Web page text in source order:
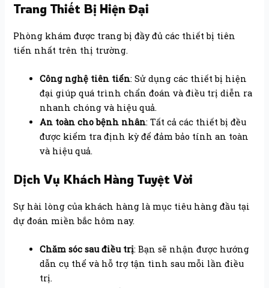
Trang Thiết Bị Hiện Đại
Phòng khám được trang bị đầy đủ các thiết bị tiên
tiến nhất trên thị trường.
Công nghệ tiên tiến: Sử dụng các thiết bị hiện
đại giúp quá trình chẩn đoán và điều trị diễn ra
nhanh chóng và hiệu quả.
An toàn cho bệnh nhân: Tất cả các thiết bị đều
được kiểm tra định kỳ để đảm bảo tính an toàn
và hiệu quả.
Dịch Vụ Khách Hàng Tuyệt Vời
Sự hài lòng của khách hàng là mục tiêu hàng đầu tại
dự đoán miền bắc hôm nay.
Chăm sóc sau điều trị: Bạn sẽ nhận được hướng
dẫn cụ thể và hỗ trợ tận tình sau mỗi lần điều
trị.